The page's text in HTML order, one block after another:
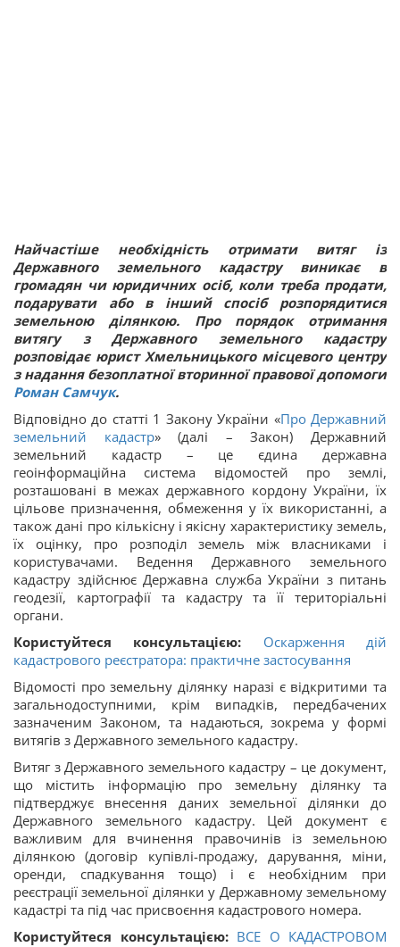
Найчастіше необхідність отримати витяг із
Державного земельного кадастру виникає в
громадян чи юридичних осіб, коли треба продати,
подарувати або в інший спосіб розпорядитися
земельною ділянкою. Про порядок отримання
витягу з Державного земельного кадастру
розповідає юрист Хмельницького місцевого центру
з надання безоплатної вторинної правової допомоги
Роман Самчук.
Відповідно до статті 1 Закону України «Про Державний
земельний кадастр» (далі – Закон) Державний
земельний кадастр – це єдина державна
геоінформаційна система відомостей про землі,
розташовані в межах державного кордону України, їх
цільове призначення, обмеження у їх використанні, а
також дані про кількісну і якісну характеристику земель,
їх оцінку, про розподіл земель між власниками і
користувачами. Ведення Державного земельного
кадастру здійснює Державна служба України з питань
геодезії, картографії та кадастру та її територіальні
органи.
Користуйтеся консультацією:
Оскарження дій
кадастрового реєстратора: практичне застосування
Відомості про земельну ділянку наразі є відкритими та
загальнодоступними, крім випадків, передбачених
зазначеним Законом, та надаються, зокрема у формі
витягів з Державного земельного кадастру.
Витяг з Державного земельного кадастру – це документ,
що містить інформацію про земельну ділянку та
підтверджує внесення даних земельної ділянки до
Державного земельного кадастру. Цей документ є
важливим для вчинення правочинів із земельною
ділянкою (договір купівлі-продaжу, дарувaння, міни,
орeнди, спaдкування тощо) і є необхідним при
реєстрації земельної ділянки у Державному земельному
кадастрі та під час присвоєння кадастрового номера.
Користуйтеся консультацією: ВСЕ О КАДАСТРОВОМ